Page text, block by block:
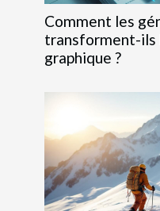
Comment les
transforment-ils
graphique ?